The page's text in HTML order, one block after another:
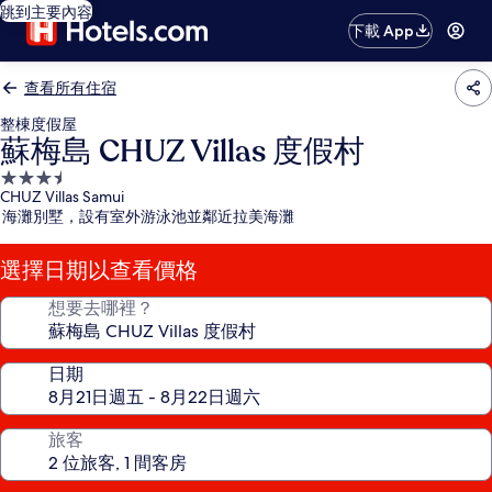
跳到主要內容
下載 App
查看所有住宿
整棟度假屋
蘇梅島 CHUZ Villas 度假村
3.5
星
級
住
宿
CHUZ Villas Samui
海灘別墅，設有室外游泳池並鄰近拉美海灘
選擇日期以查看價格
想要去哪裡？
日期
旅客